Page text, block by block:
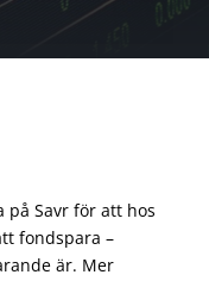
på Savr för att hos
fondspara –
är. Mer